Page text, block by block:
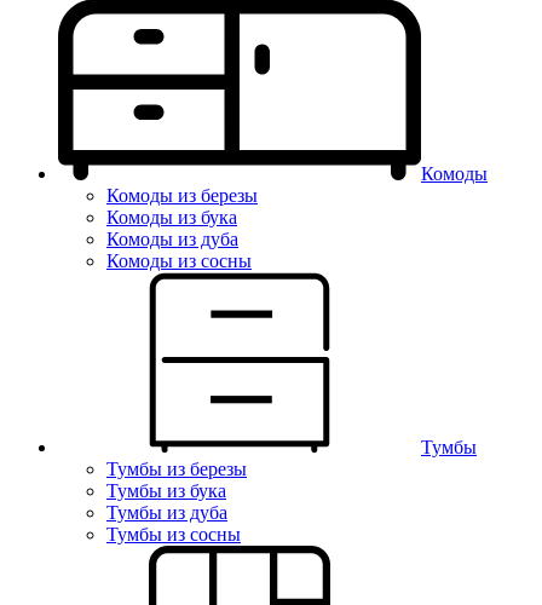
Комоды
Комоды из березы
Комоды из бука
Комоды из дуба
Комоды из сосны
Тумбы
Тумбы из березы
Тумбы из бука
Тумбы из дуба
Тумбы из сосны